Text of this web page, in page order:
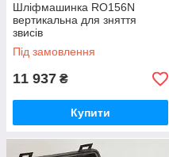
Шліфмашинка RO156N
вертикальна для зняття
звисів
Під замовлення
11 937 ₴
Купити